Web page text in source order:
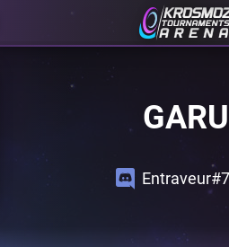
GARU